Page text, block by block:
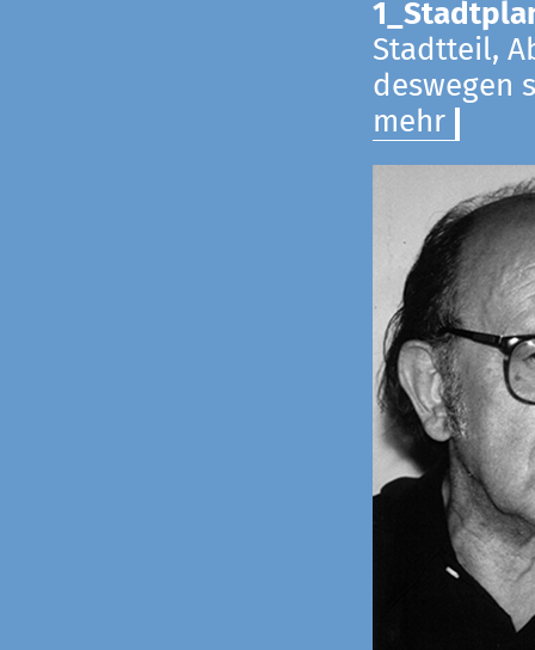
Stadtteil,
deswegen
mehr